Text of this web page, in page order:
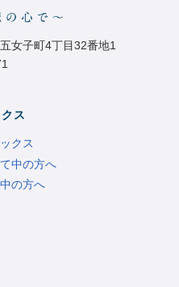
女子町4丁目32番地1
クス
クス
中の方へ
の方へ